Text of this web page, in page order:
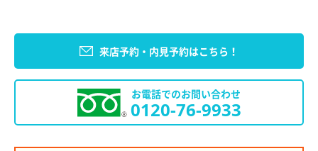
来店予約・内見予約はこちら！
お電話でのお問い合わせ
0120-76-9933